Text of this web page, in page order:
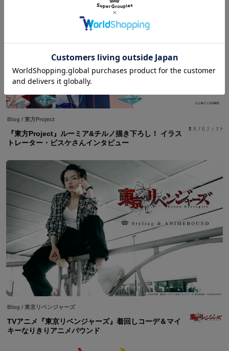
Blog / 東方Project
『東方Project』ルーミア&チルノ描き下ろし！ イラス
トレーター・ピスケさんインタビュー
Blog / 東京リベンジャーズ
TVアニメ『東京リベンジャーズ』着回しコーデ＆マイ
キーなりきりアニメバウンド